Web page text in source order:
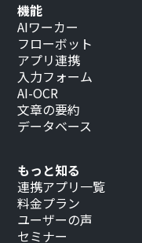
もっと知る
連携アプリ一覧
料金プラン
ユーザーの声
セミナー
機能
AIワーカー
フローボット
アプリ連携
入力フォーム
AI-OCR
文章の要約
データベース